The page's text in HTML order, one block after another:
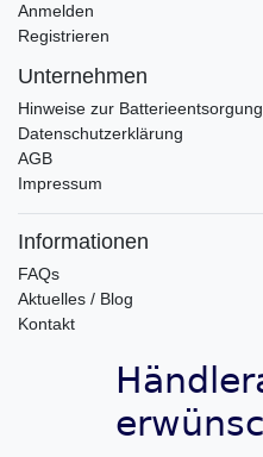
Anmelden
Registrieren
Unternehmen
Hinweise zur Batterieentsorgung
Datenschutzerklärung
AGB
Impressum
Informationen
FAQs
Aktuelles / Blog
Kontakt